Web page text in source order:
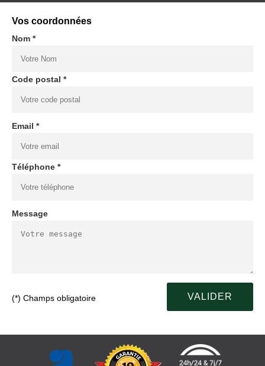
Vos coordonnées
Nom *
Code postal *
Email *
Téléphone *
Message
(*) Champs obligatoire